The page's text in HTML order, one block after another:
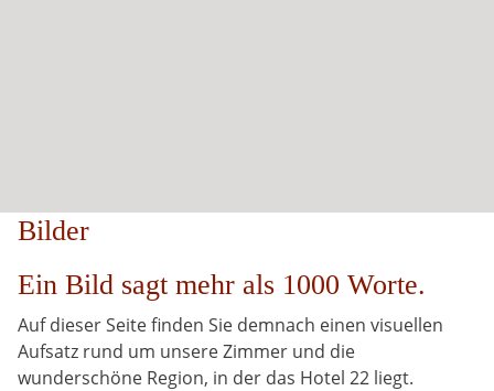
Bilder
Ein Bild sagt mehr als 1000 Worte.
Auf dieser Seite finden Sie demnach einen visuellen
Aufsatz rund um unsere Zimmer und die
wunderschöne Region, in der das Hotel 22 liegt.